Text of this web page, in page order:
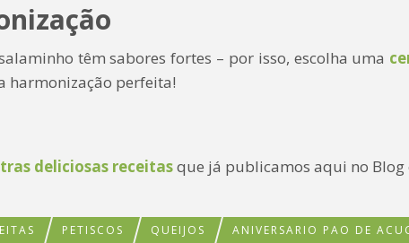
têm sabores fortes – por isso, escolha uma
harmonização perfeita!
deliciosas receitasque já publicamos aqui no Blog
PETISCOS QUEIJOS
ANIVERSARIO PAO DE